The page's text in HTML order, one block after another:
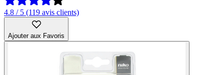
4.8 / 5 (119 avis clients)
Ajouter aux Favoris